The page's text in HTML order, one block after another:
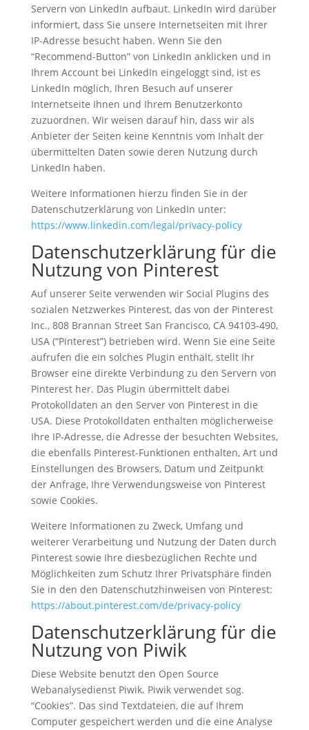
Servern von LinkedIn aufbaut. LinkedIn wird darüber
informiert, dass Sie unsere Internetseiten mit Ihrer
IP-Adresse besucht haben. Wenn Sie den
“Recommend-Button” von LinkedIn anklicken und in
Ihrem Account bei LinkedIn eingeloggt sind, ist es
LinkedIn möglich, Ihren Besuch auf unserer
Internetseite Ihnen und Ihrem Benutzerkonto
zuzuordnen. Wir weisen darauf hin, dass wir als
Anbieter der Seiten keine Kenntnis vom Inhalt der
übermittelten Daten sowie deren Nutzung durch
LinkedIn haben.
Weitere Informationen hierzu finden Sie in der
Datenschutzerklärung von LinkedIn unter:
https://www.linkedin.com/legal/privacy-policy
Datenschutzerklärung für die
Nutzung von Pinterest
Auf unserer Seite verwenden wir Social Plugins des
sozialen Netzwerkes Pinterest, das von der Pinterest
Inc., 808 Brannan Street San Francisco, CA 94103-490,
USA (“Pinterest”) betrieben wird. Wenn Sie eine Seite
aufrufen die ein solches Plugin enthält, stellt Ihr
Browser eine direkte Verbindung zu den Servern von
Pinterest her. Das Plugin übermittelt dabei
Protokolldaten an den Server von Pinterest in die
USA. Diese Protokolldaten enthalten möglicherweise
Ihre IP-Adresse, die Adresse der besuchten Websites,
die ebenfalls Pinterest-Funktionen enthalten, Art und
Einstellungen des Browsers, Datum und Zeitpunkt
der Anfrage, Ihre Verwendungsweise von Pinterest
sowie Cookies.
Weitere Informationen zu Zweck, Umfang und
weiterer Verarbeitung und Nutzung der Daten durch
Pinterest sowie Ihre diesbezüglichen Rechte und
Möglichkeiten zum Schutz Ihrer Privatsphäre finden
Sie in den den Datenschutzhinweisen von Pinterest:
https://about.pinterest.com/de/privacy-policy
Datenschutzerklärung für die
Nutzung von Piwik
Diese Website benutzt den Open Source
Webanalysedienst Piwik. Piwik verwendet sog.
“Cookies”. Das sind Textdateien, die auf Ihrem
Computer gespeichert werden und die eine Analyse